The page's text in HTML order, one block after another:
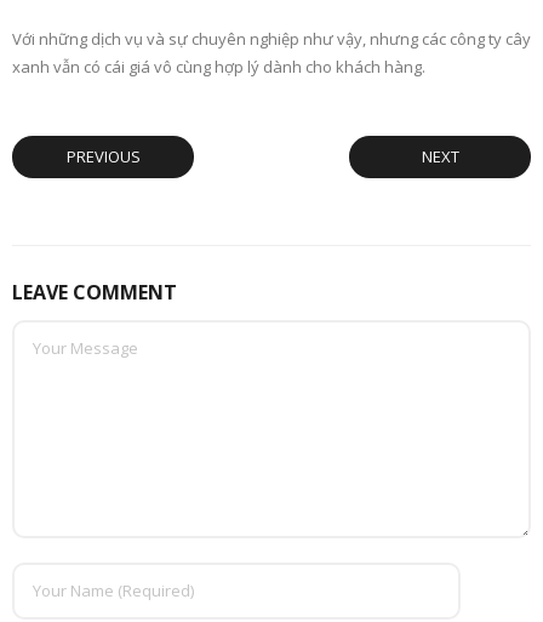
Với những dịch vụ và sự chuyên nghiệp như vậy, nhưng các công ty cây
xanh vẫn có cái giá vô cùng hợp lý dành cho khách hàng.
PREVIOUS NEXT
LEAVE COMMENT